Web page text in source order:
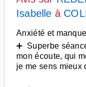
Isabelle à
Anxiété et
➕ Superbe
mon écoute, qui
je me sens mieux